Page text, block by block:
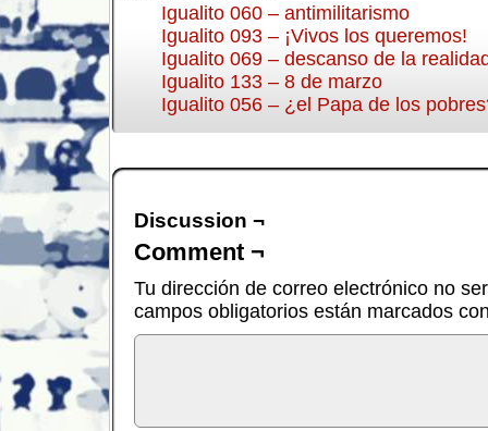
Igualito 060 – antimilitarismo
Igualito 093 – ¡Vivos los queremos!
Igualito 069 – descanso de la
Igualito 133 – 8 de marzo
Igualito 056 – ¿el Papa de los
Discussion ¬
Comment ¬
Tu dirección de correo electrónico no
campos obligatorios están marcados